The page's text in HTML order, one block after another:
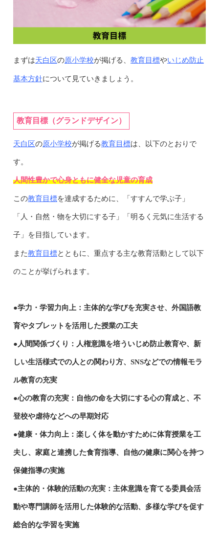
まずは天白区の原小学校が掲げる、 教育目標やいじめ防止
基本方針について見ていきましょう。
教育目標（グランドデザイン）
天白区の原小学校が掲げる教育目標は、以下のとおりで
す。
人間性豊かで心身ともに健全な児童の育成
この教育目標を達成するために、「すすんで学ぶ子」
「人・自然・物を大切にする子」「明るく元気に生活する
子」を目指しています。
また教育目標とともに、重点する主な教育活動として以下
のことが挙げられます。
●学力・学習力向上：主体的な学びを充実させ、外国語教
育やタブレットを活用した授業の工夫
●人間関係づくり：人権意識を培ういじめ防止教育や、新
しい生活様式での人との関わり方、SNSなどでの情報モラ
ル教育の充実
●心の教育の充実：自他の命を大切にする心の育成と、不
登校や虐待などへの早期対応
●健康・体力向上：楽しく体を動かすために体育授業を工
夫し、家庭と連携した食育指導、自他の健康に関心を持つ
保健指導の実施
●主体的・体験的活動の充実：主体意識を育てる委員会活
動や専門講師を活用した体験的な活動、多様な学びを促す
総合的な学習を実施